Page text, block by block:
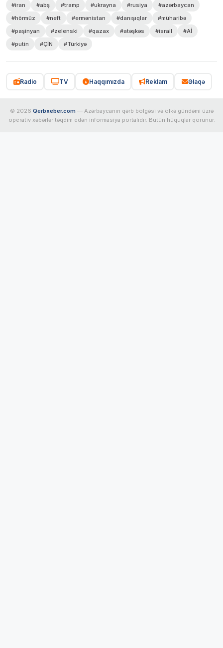
#iran #abş #tramp #ukrayna #rusiya
#azərbaycan
#hörmüz
#neft #ermənistan #danışıqlar
#müharibə
#paşinyan
#zelenski #qazax #atəşkəs #israil
#Aİ
#putin
#ÇİN #Türkiyə
Radio TV Haqqımızda Reklam Əlaqə
© 2026 Qerbxeber.com — Azərbaycanın qərb bölgəsi və ölkə gündəmi üzrə
operativ xəbərlər təqdim edən informasiya portalıdır. Bütün hüquqlar qorunur.